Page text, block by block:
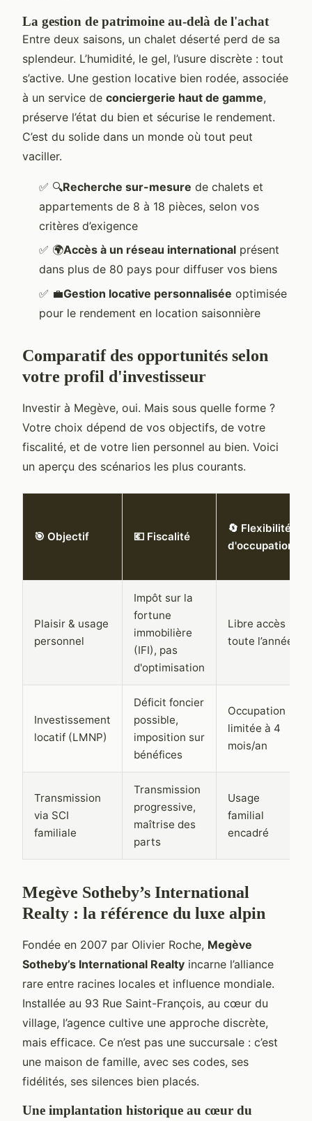
La gestion de patrimoine au-delà de l'achat
Entre deux saisons, un chalet déserté perd de sa
splendeur. L’humidité, le gel, l’usure discrète : tout
s’active. Une gestion locative bien rodée, associée
à un service de conciergerie haut de gamme,
préserve l’état du bien et sécurise le rendement.
C’est du solide dans un monde où tout peut
vaciller.
✅ 🔍Recherche sur-mesure de chalets et
appartements de 8 à 18 pièces, selon vos
critères d’exigence
✅ 🌍Accès à un réseau international présent
dans plus de 80 pays pour diffuser vos biens
✅ 💼Gestion locative personnalisée optimisée
pour le rendement en location saisonnière
Comparatif des opportunités selon
votre profil d'investisseur
Investir à Megève, oui. Mais sous quelle forme ?
Votre choix dépend de vos objectifs, de votre
fiscalité, et de votre lien personnel au bien. Voici
un aperçu des scénarios les plus courants.
🎯 Objectif 💶 Fiscalité
🔄 Flexibilité
d'occupation
Plaisir & usage
personnel
Impôt sur la
fortune
immobilière
(IFI), pas
d'optimisation
Libre accès
toute l’année
Investissement
locatif (LMNP)
Déficit foncier
possible,
imposition sur
bénéfices
Occupation
limitée à 4
mois/an
Transmission
via SCI
familiale
Transmission
progressive,
maîtrise des
parts
Usage
familial
encadré
Megève Sotheby’s International
Realty : la référence du luxe alpin
Fondée en 2007 par Olivier Roche, Megève
Sotheby’s International Realty incarne l’alliance
rare entre racines locales et influence mondiale.
Installée au 93 Rue Saint-François, au cœur du
village, l’agence cultive une approche discrète,
mais efficace. Ce n’est pas une succursale : c’est
une maison de famille, avec ses codes, ses
fidélités, ses silences bien placés.
Une implantation historique au cœur du